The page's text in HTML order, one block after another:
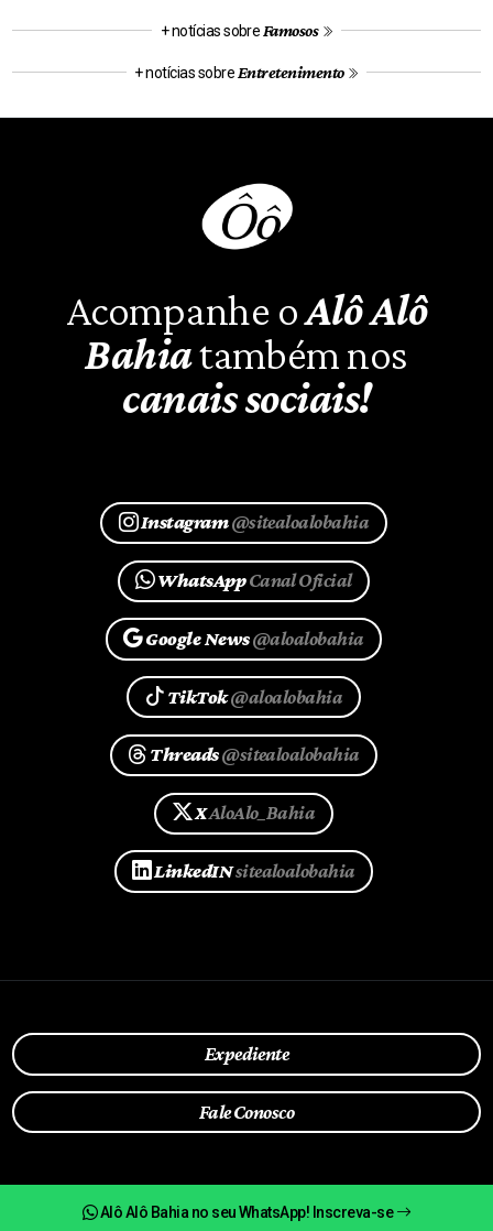
Alô Alô Bahia no seu WhatsApp! Inscreva-se
+ notícias sobre Famosos
+ notícias sobre Entretenimento
Acompanhe oAlô Alô
Bahiatambém nos
canais sociais!
Instagram@sitealoalobahia
WhatsAppCanal Oficial
Google News@aloalobahia
TikTok@aloalobahia
Threads@sitealoalobahia
XAloAlo_Bahia
LinkedINsitealoalobahia
Expediente
Fale Conosco